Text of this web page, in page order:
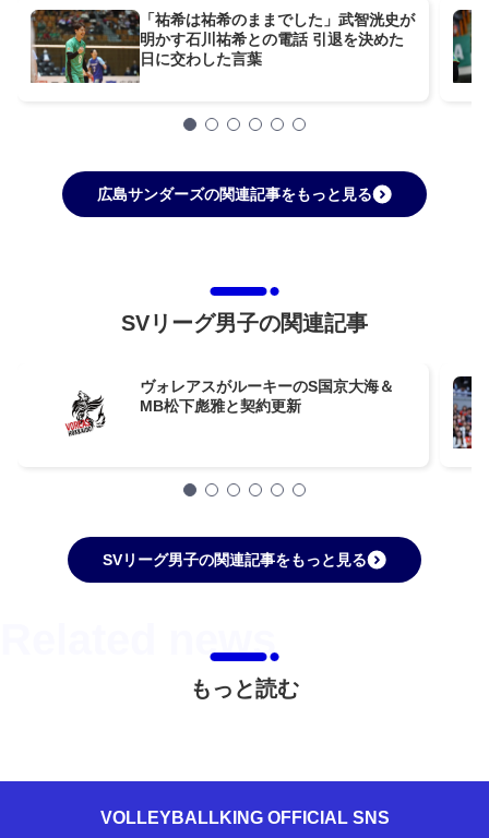
「祐希は祐希のままでした」武智洸史が
明かす石川祐希との電話 引退を決めた
日に交わした言葉
広島サンダーズの関連記事をもっと見る
SVリーグ男子の関連記事
ヴォレアスがルーキーのS国京大海＆
MB松下彪雅と契約更新
SVリーグ男子の関連記事をもっと見る
もっと読む
VOLLEYBALLKING OFFICIAL SNS